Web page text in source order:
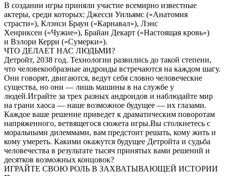
В создании игры приняли участие всемирно известные
актеры, среди которых: Джесси Уильямс («Анатомия
страсти»), Клэнси Браун («Карнавал»), Лэнс
Хенриксен («Чужие»), Брайан Декарт («Настоящая кровь»)
и Вэлори Керри («Сумерки»).
ЧТО ДЕЛАЕТ НАС ЛЮДЬМИ?
Детройт, 2038 год. Технологии развились до такой степени,
что человекообразные андроиды встречаются на каждом шагу.
Они говорят, двигаются, ведут себя словно человеческие
существа, но они — лишь машины в на службе у
людей.Играйте за трех разных андроидов и наблюдайте мир
на грани хаоса — наше возможное будущее — их глазами.
Каждое ваше решение приведет к драматическим поворотам
напряженного, ветвящегося сюжета игры.Вы столкнетесь с
моральными дилеммами, вам предстоит решать, кому жить и
кому умереть. Какими окажутся будущее Детройта и судьба
человечества в результате тысяч принятых вами решений и
десятков возможных концовок?
ИГРАЙТЕ СВОЮ РОЛЬ В ЗАХВАТЫВАЮЩЕЙ ИСТОРИИ